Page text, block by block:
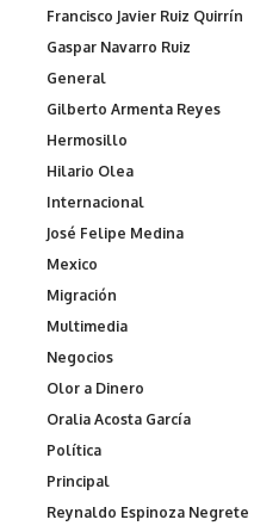
Francisco Javier Ruiz Quirrín
Gaspar Navarro Ruiz
General
Gilberto Armenta Reyes
Hermosillo
Hilario Olea
Internacional
José Felipe Medina
Mexico
Migración
Multimedia
Negocios
Olor a Dinero
Oralia Acosta García
Política
Principal
Reynaldo Espinoza Negrete